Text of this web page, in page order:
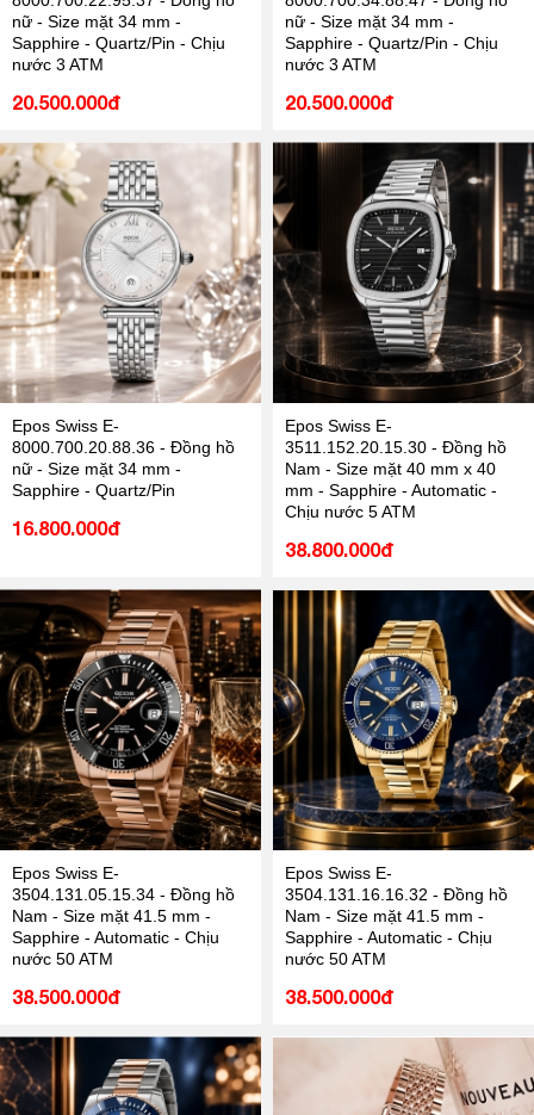
nữ - Size mặt 34 mm -
Sapphire - Quartz/Pin - Chịu
nước 3 ATM
20.500.000đ
nữ - Size mặt 34 mm -
Sapphire - Quartz/Pin - Chịu
nước 3 ATM
20.500.000đ
Epos Swiss E-
8000.700.20.88.36 - Đồng hồ
nữ - Size mặt 34 mm -
Sapphire - Quartz/Pin
16.800.000đ
Epos Swiss E-
3511.152.20.15.30 - Đồng hồ
Nam - Size mặt 40 mm x 40
mm - Sapphire - Automatic -
Chịu nước 5 ATM
38.800.000đ
Epos Swiss E-
3504.131.05.15.34 - Đồng hồ
Nam - Size mặt 41.5 mm -
Sapphire - Automatic - Chịu
nước 50 ATM
38.500.000đ
Epos Swiss E-
3504.131.16.16.32 - Đồng hồ
Nam - Size mặt 41.5 mm -
Sapphire - Automatic - Chịu
nước 50 ATM
38.500.000đ